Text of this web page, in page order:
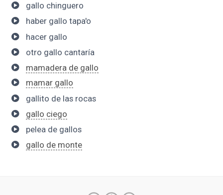
gallo chinguero
haber gallo tapa'o
hacer gallo
otro gallo cantaría
mamadera de gallo
mamar gallo
gallito de las rocas
gallo ciego
pelea de gallos
gallo de monte